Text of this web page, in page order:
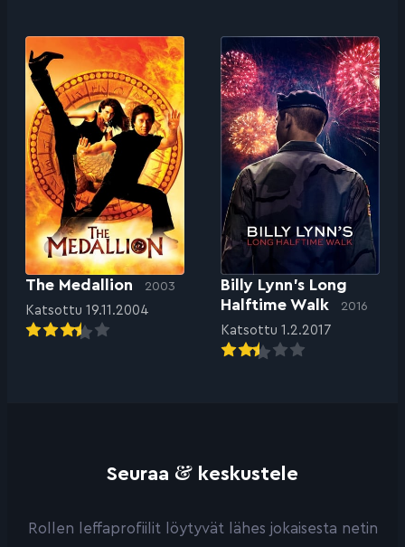
The Medallion 2003
Katsottu 19.11.2004
Billy Lynn’s Long
Halftime Walk
2016
Katsottu 1.2.2017
Seuraa & keskustele
Rollen leffaprofiilit löytyvät lähes jokaisesta netin